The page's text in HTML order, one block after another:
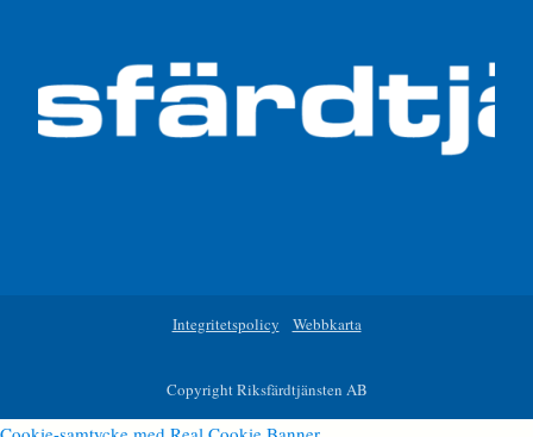
Integritetspolicy Webbkarta
Copyright Riksfärdtjänsten AB